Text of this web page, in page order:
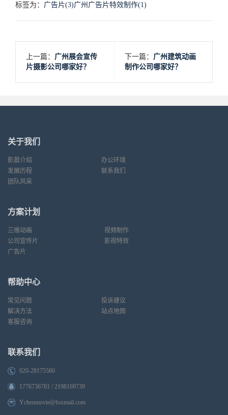
标签为： 广告片(3)广州广告片特效制作(1)
上一篇： 广州展会宣传
片摄影公司哪家好？
下一篇： 广州建筑动画
制作公司哪家好？
关于我们
影晨介绍
发展历程
团队风采
办公环境
联系我们
方案计划
三维动画
公司宣传片
广告片
视频制作
影视特效
帮助中心
常见问题
解决方法
客服咨询
投诉建议
站点地图
联系我们
020-28175580
1776736781 / 2198169739
Ychenmovie@foxmail.com